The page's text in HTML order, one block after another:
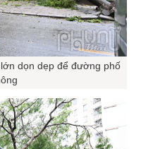
dọn dẹp để đường phố